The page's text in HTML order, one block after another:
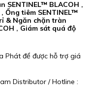
SENTINEL™ BLACOH ,
Ống tiêm SENTINEL™
& Ngăn chặn tràn
, Giám sát quá độ
Phát để được hỗ trợ giá
Distributor / Hotline :